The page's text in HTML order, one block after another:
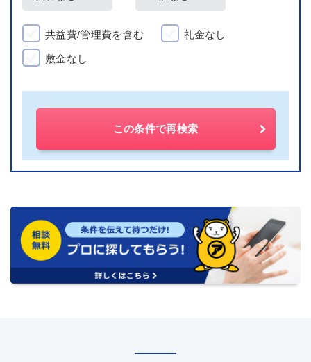
共益費/管理費を含む 礼金なし
敷金なし
この条件で再検索